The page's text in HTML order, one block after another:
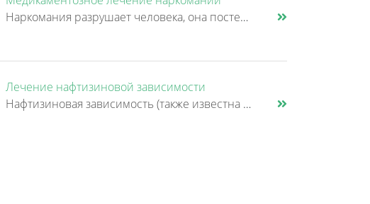
Наркомания разрушает человека, она постепенно забирает у него волю и интерес к жизни, здоровое окружение, семью, друзей,......
Лечение нафтизиновой зависимости
Нафтизиновая зависимость (также известна как нафтизиновый ринит или лекарственно индуцированный ринит) - это состояние,......